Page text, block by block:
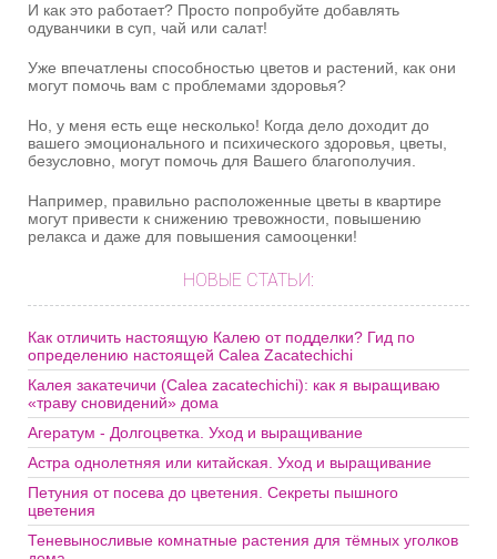
И как это работает? Просто попробуйте добавлять
одуванчики в суп, чай или салат!
Уже впечатлены способностью цветов и растений, как они
могут помочь вам с проблемами здоровья?
Но, у меня есть еще несколько! Когда дело доходит до
вашего эмоционального и психического здоровья, цветы,
безусловно, могут помочь для Вашего благополучия.
Например, правильно расположенные цветы в квартире
могут привести к снижению тревожности, повышению
релакса и даже для повышения самооценки!
НОВЫЕ СТАТЬИ:
Как отличить настоящую Калею от подделки? Гид по
определению настоящей Calea Zacatechichi
Калея закатечичи (Calea zacatechichi): как я выращиваю
«траву сновидений» дома
Агератум - Долгоцветка. Уход и выращивание
Астра однолетняя или китайская. Уход и выращивание
Петуния от посева до цветения. Секреты пышного
цветения
Теневыносливые комнатные растения для тёмных уголков